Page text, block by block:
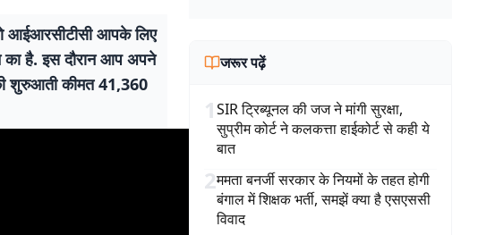
आईआरसीटीसी आपके लिए
है. इस दौरान आप अपने
शुरुआती कीमत 41,360
जरूर पढ़ें
1SIR ट्रिब्यूनल की जज ने मांगी सुरक्षा,
सुप्रीम कोर्ट ने कलकत्ता हाईकोर्ट से कही ये
बात
2ममता बनर्जी सरकार के नियमों के तहत होगी
बंगाल में शिक्षक भर्ती, समझें क्या है एसएससी
विवाद